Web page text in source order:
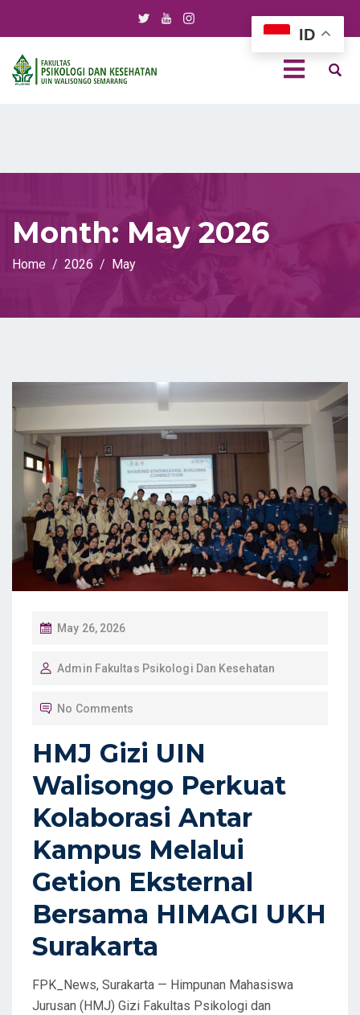
Month: May 2026
Home 2026 May
P
S
D
O
N
May 26, 2026
Admin Fakultas Psikologi Dan Kesehatan
No Comments
HMJ Gizi UIN
Walisongo Perkuat
Kolaborasi Antar
Kampus Melalui
Getion Eksternal
Bersama HIMAGI UKH
Surakarta
FPK_News, Surakarta — Himpunan Mahasiswa
Jurusan (HMJ) Gizi Fakultas Psikologi dan
ID